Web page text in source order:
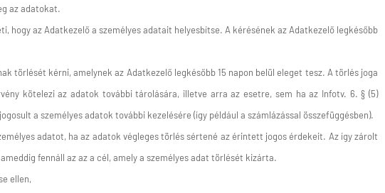
az adatokat.
hogy az Adatkezelő a személyes adatait helyesbítse. A kérésének az Adatkezelő legkésőbb
törlését kérni, amelynek az Adatkezelő legkésőbb 15 napon belül eleget tesz. A törlés joga
kötelezi az adatok további tárolására, illetve arra az esetre, sem ha az Infotv. 6. § (5)
a személyes adatok további kezelésére (így például a számlázással összefüggésben).
adatot, ha az adatok végleges törlés sértené az érintett jogos érdekeit. Az így zárolt
fennáll az az a cél, amely a személyes adat törlését kizárta.
ellen,